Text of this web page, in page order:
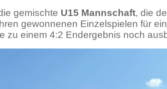
gemischte U15 Mannschaft, die
gewonnenen Einzelspielen für
zu einem 4:2 Endergebnis noch